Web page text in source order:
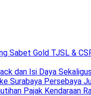
Persebaya